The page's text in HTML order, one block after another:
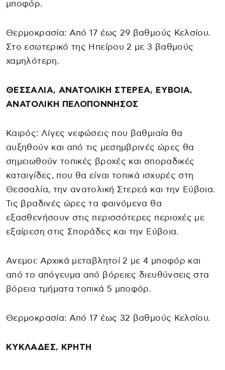
μποφόρ.
Θερμοκρασία: Από 17 έως 29 βαθμούς Κελσίου.
Στο εσωτερικό της Ηπείρου 2 με 3 βαθμούς
χαμηλότερη.
ΘΕΣΣΑΛΙΑ, ΑΝΑΤΟΛΙΚΗ ΣΤΕΡΕΑ, ΕΥΒΟΙΑ,
ΑΝΑΤΟΛΙΚΗ ΠΕΛΟΠΟΝΝΗΣΟΣ
Καιρός: Λίγες νεφώσεις που βαθμιαία θα
αυξηθούν και από τις μεσημβρινές ώρες θα
σημειωθούν τοπικές βροχές και σποραδικές
καταιγίδες, που θα είναι τοπικά ισχυρές στη
Θεσσαλία, την ανατολική Στερεά και την Εύβοια.
Τις βραδινές ώρες τα φαινόμενα θα
εξασθενήσουν στις περισσότερες περιοχές με
εξαίρεση στις Σποράδες και την Εύβοια.
Ανεμοι: Αρχικά μεταβλητοί 2 με 4 μποφόρ και
από το απόγευμα από βόρειες διευθύνσεις στα
βόρεια τμήματα τοπικά 5 μποφόρ.
Θερμοκρασία: Από 17 έως 32 βαθμούς Κελσίου.
ΚΥΚΛΑΔΕΣ, ΚΡΗΤΗ